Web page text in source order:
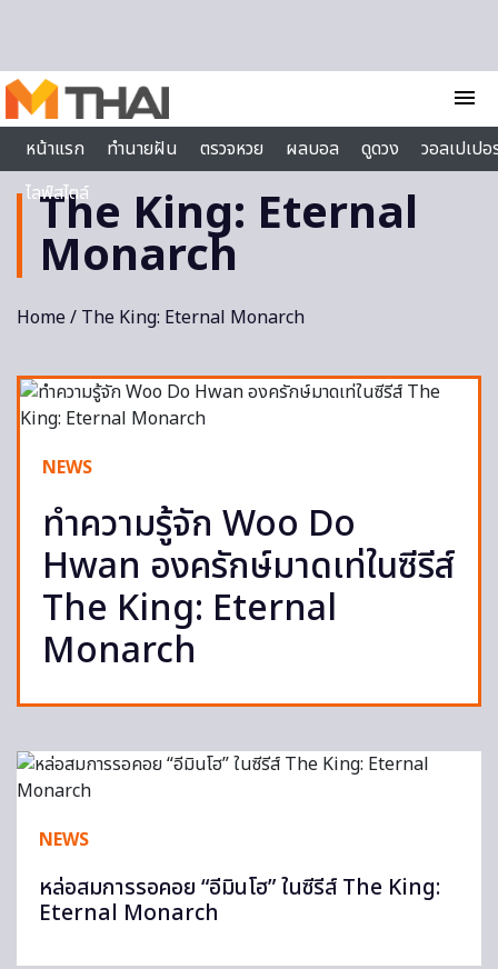
menu
หน้าแรก
ทำนายฝัน ตรวจหวย ผลบอล ดูดวง
วอลเปเป
ไลฟ์สไตล์
The King: Eternal
Monarch
Home/ The King: Eternal Monarch
NEWS
ทำความรู้จัก Woo Do
Hwan องครักษ์มาดเท่ในซีรีส์
The King: Eternal
Monarch
NEWS
หล่อสมการรอคอย “อีมินโฮ” ในซีรีส์ The King:
Eternal Monarch